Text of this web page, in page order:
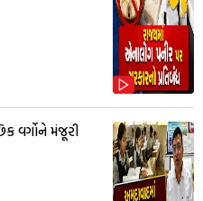
વર્ગોને મંજૂરી